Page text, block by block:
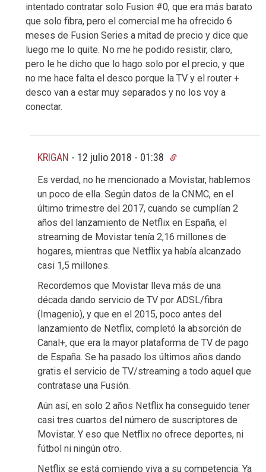
intentado contratar solo Fusion #0, que era más barato
que solo fibra, pero el comercial me ha ofrecido 6
meses de Fusion Series a mitad de precio y dice que
luego me lo quite. No me he podido resistir, claro,
pero le he dicho que lo hago solo por el precio, y que
no me hace falta el desco porque la TV y el router +
desco van a estar muy separados y no los voy a
conectar.
KRIGAN - 12 julio 2018 - 01:38
Es verdad, no he mencionado a Movistar, hablemos
un poco de ella. Según datos de la CNMC, en el
último trimestre del 2017, cuando se cumplían 2
años del lanzamiento de Netflix en España, el
streaming de Movistar tenía 2,16 millones de
hogares, mientras que Netflix ya había alcanzado
casi 1,5 millones.
Recordemos que Movistar lleva más de una
década dando servicio de TV por ADSL/fibra
(Imagenio), y que en el 2015, poco antes del
lanzamiento de Netflix, completó la absorción de
Canal+, que era la mayor plataforma de TV de pago
de España. Se ha pasado los últimos años dando
gratis el servicio de TV/streaming a todo aquel que
contratase una Fusión.
Aún así, en solo 2 años Netflix ha conseguido tener
casi tres cuartos del número de suscriptores de
Movistar. Y eso que Netflix no ofrece deportes, ni
fútbol ni ningún otro.
Netflix se está comiendo viva a su competencia. Ya